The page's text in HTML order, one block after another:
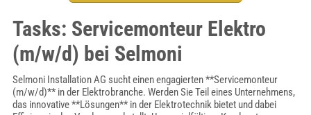
Tasks: Servicemonteur Elektro
(m/w/d) bei Selmoni
Selmoni Installation AG sucht einen engagierten **Servicemonteur
(m/w/d)** in der Elektrobranche. Werden Sie Teil eines Unternehmens,
das innovative **Lösungen** in der Elektrotechnik bietet und dabei